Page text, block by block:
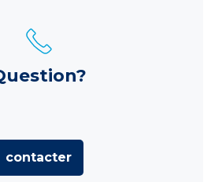
contacter